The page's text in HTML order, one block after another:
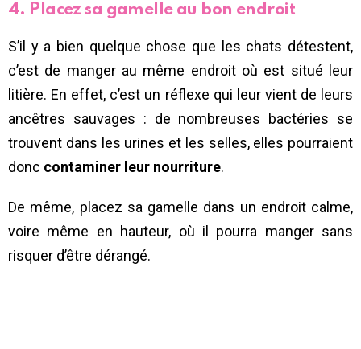
4. Placez sa gamelle au bon endroit
S’il y a bien quelque chose que les chats détestent,
c’est de manger au même endroit où est situé leur
litière. En effet, c’est un réflexe qui leur vient de leurs
ancêtres sauvages : de nombreuses bactéries se
trouvent dans les urines et les selles, elles pourraient
donc contaminer leur nourriture.
De même, placez sa gamelle dans un endroit calme,
voire même en hauteur, où il pourra manger sans
risquer d’être dérangé.